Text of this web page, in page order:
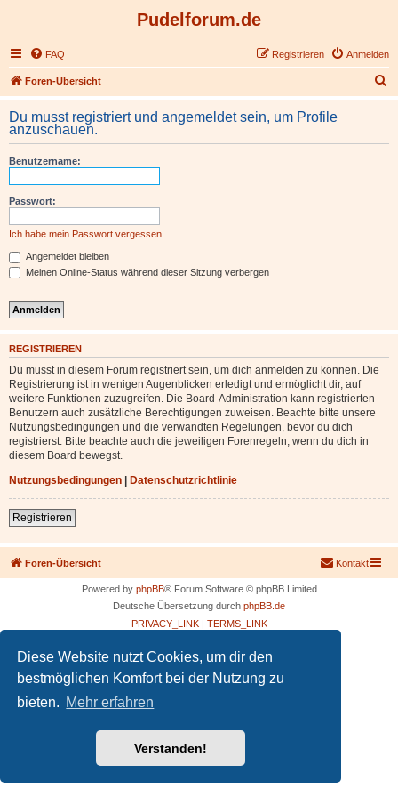
Diese Website nutzt Cookies, um dir den
bestmöglichen Komfort bei der Nutzung zu
bieten. Mehr erfahren
Verstanden!
Pudelforum.de
FAQ Anmelden
Registrieren
Foren-Übersicht
u
h
Du musst registriert und angemeldet sein, um Profile
anzuschauen.
Benutzername:
Passwort:
Ich habe mein Passwort vergessen
Angemeldet bleiben
Meinen Online-Status während dieser Sitzung verbergen
REGISTRIEREN
Du musst in diesem Forum registriert sein, um dich anmelden zu können. Die
Registrierung ist in wenigen Augenblicken erledigt und ermöglicht dir, auf
weitere Funktionen zuzugreifen. Die Board-Administration kann registrierten
Benutzern auch zusätzliche Berechtigungen zuweisen. Beachte bitte unsere
Nutzungsbedingungen und die verwandten Regelungen, bevor du dich
registrierst. Bitte beachte auch die jeweiligen Forenregeln, wenn du dich in
diesem Board bewegst.
Nutzungsbedingungen | Datenschutzrichtlinie
Registrieren
Foren-Übersicht Kontakt
Powered by phpBB® Forum Software © phpBB Limited
Deutsche Übersetzung durch phpBB.de
PRIVACY_LINK| TERMS_LINK